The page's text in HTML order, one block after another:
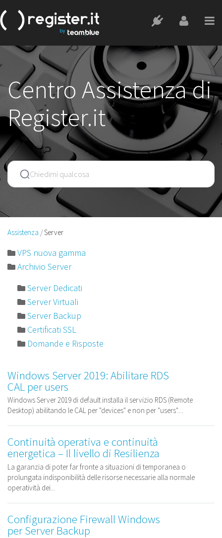
Centro Assistenza di
Register.it
Assistenza Server
VPS nuova gamma
Archivio Server
Server Dedicati
Server Virtuali
Server Backup
Certificati SSL
Domande e Risposte
Windows Server 2019: Abilitare RDS
CAL per users
Windows Server 2019 di default installa il servizio RDS (Remote
Desktop) abilitando le CAL per "devices" e non per "users"....
Continuità operativa e continuità
energetica – Il livello di Resilienza
La garanzia di poter far fronte a situazioni di temporanea o
prolungata indisponibilità delle risorse necessarie alla normale
operatività dei...
Configurazione Firewall Windows
per Server Backup